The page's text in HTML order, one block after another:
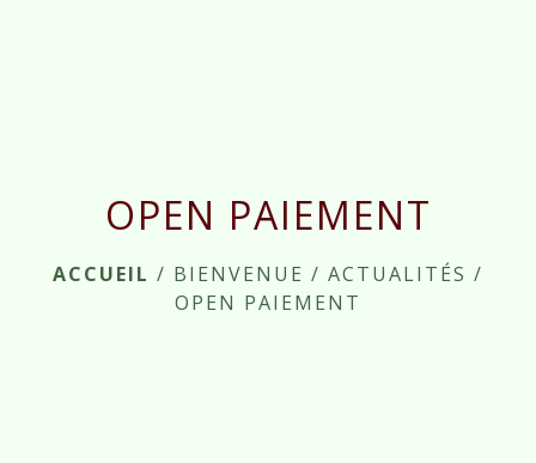
OPEN PAIEMENT
ACCUEIL / BIENVENUE / ACTUALITÉS /
OPEN PAIEMENT